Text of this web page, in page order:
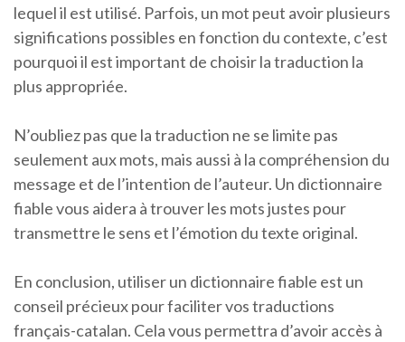
lequel il est utilisé. Parfois, un mot peut avoir plusieurs
significations possibles en fonction du contexte, c’est
pourquoi il est important de choisir la traduction la
plus appropriée.
N’oubliez pas que la traduction ne se limite pas
seulement aux mots, mais aussi à la compréhension du
message et de l’intention de l’auteur. Un dictionnaire
fiable vous aidera à trouver les mots justes pour
transmettre le sens et l’émotion du texte original.
En conclusion, utiliser un dictionnaire fiable est un
conseil précieux pour faciliter vos traductions
français-catalan. Cela vous permettra d’avoir accès à